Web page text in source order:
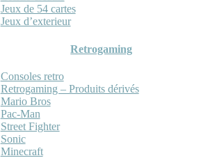
Jeux de 54 cartes
Jeux d’exterieur
Retrogaming
Consoles retro
Retrogaming – Produits dérivés
Mario Bros
Pac-Man
Street Fighter
Sonic
Minecraft